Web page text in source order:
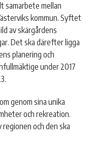
samarbete mellan
kommun. Syftet
av skärgårdens
Det ska därefter ligga
planering och
under 2017
genom sina unika
och rekreation.
och den ska